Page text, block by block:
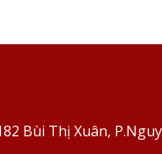
Bùi Thị Xuân,